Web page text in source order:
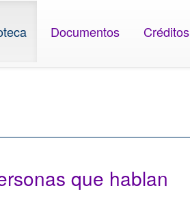
Documentos Créditos
que hablan